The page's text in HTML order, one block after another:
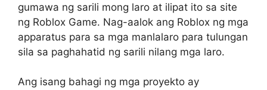
gumawa ng sarili mong laro at ilipat ito sa site
ng Roblox Game. Nag-aalok ang Roblox ng mga
apparatus para sa mga manlalaro para tulungan
sila sa paghahatid ng sarili nilang mga laro.
Ang isang bahagi ng mga proyekto ay